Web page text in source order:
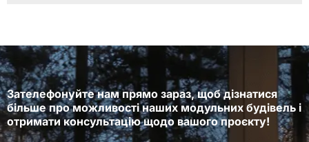
Зателефонуйте нам прямо зараз, щоб дізнатися
більше про можливості наших модульних будівель і
отримати консультацію щодо вашого проєкту!